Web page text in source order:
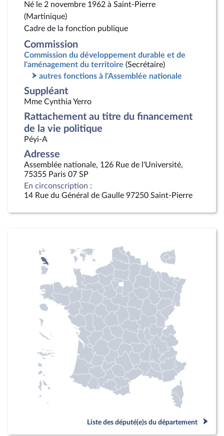
Né le 2 novembre 1962 à Saint-Pierre
(Martinique)
Cadre de la fonction publique
Commission
Commission du développement durable et de
l'aménagement du territoire (Secrétaire)
autres fonctions à l'Assemblée nationale
Suppléant
Mme Cynthia Yerro
Rattachement au titre du financement
de la vie politique
Péyi-A
Adresse
Assemblée nationale, 126 Rue de l'Université,
75355 Paris 07 SP
En circonscription :
14 Rue du Général de Gaulle 97250 Saint-Pierre
Liste des député(e)s du département